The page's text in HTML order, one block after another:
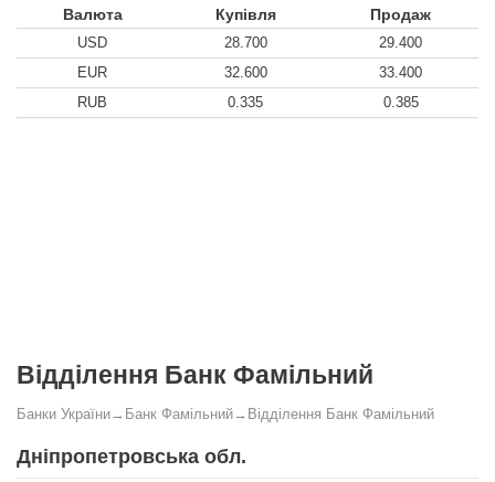
Валюта Купівля Продаж
USD 28.700
29.400
EUR
32.600
33.400
RUB
0.335 0.385
Відділення Банк Фамільний
Банки України→ Банк Фамільний→ Відділення Банк Фамільний
Дніпропетровська обл.